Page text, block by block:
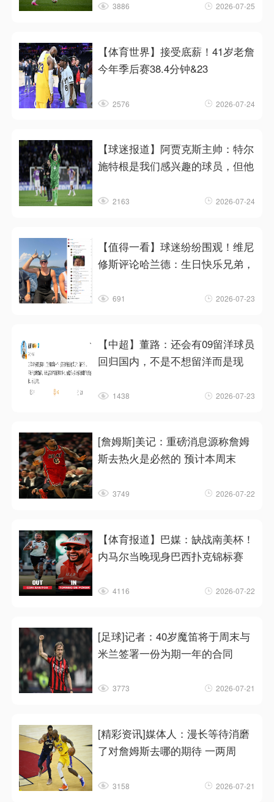
3886 2026-07-25
【体育世界】接受底薪！41岁老詹
今年季后赛38.4分钟&23
2576 2026-07-24
【球迷报道】阿贾克斯主帅：特尔
施特根是我们感兴趣的球员，但他
2163 2026-07-24
【值得一看】球迷纷纷围观！维尼
修斯评论哈兰德：生日快乐兄弟，
691 2026-07-23
【中超】董路：还会有09留洋球员
回归国内，不是不想留洋而是现
1438 2026-07-23
[詹姆斯]美记：重磅消息源称詹姆
斯去热火是必然的 预计本周末
3749 2026-07-22
【体育报道】巴媒：缺战南美杯！
内马尔当晚现身巴西扑克锦标赛
4116 2026-07-22
[足球]记者：40岁魔笛将于周末与
米兰签署一份为期一年的合同
3773 2026-07-21
[精彩资讯]媒体人：漫长等待消磨
了对詹姆斯去哪的期待 一两周
3158 2026-07-21